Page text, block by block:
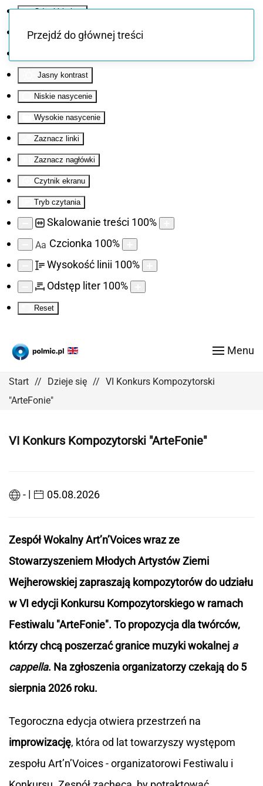
Odwróć kolory
Monochromatyczny
Jasny kontrast
Niskie nasycenie
Wysokie nasycenie
Zaznacz linki
Zaznacz nagłówki
Czytnik ekranu
Tryb czytania
Skalowanie treści 100%
Aa Czcionka 100%
Wysokość linii 100%
Odstęp liter 100%
Reset
Przejdź do głównej treści
Menu
Start Dzieje się
VI Konkurs Kompozytorski
"ArteFonie"
VI Konkurs Kompozytorski "ArteFonie"
- | 05.08.2026
Zespół Wokalny Art’n’Voices wraz ze
Stowarzyszeniem Młodych Artystów Ziemi
Wejherowskiej zapraszają kompozytorów do udziału
w VI edycji Konkursu Kompozytorskiego w ramach
Festiwalu "ArteFonie". To propozycja dla twórców,
którzy chcą poszerzać granice muzyki wokalnej a
cappella. Na zgłoszenia organizatorzy czekają do 5
sierpnia 2026 roku.
Tegoroczna edycja otwiera przestrzeń na
improwizację, która od lat towarzyszy występom
zespołu Art’n’Voices - organizatorowi Festiwalu i